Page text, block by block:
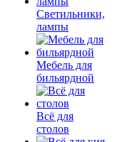
Светильники,
лампы
Мебель для
бильярдной
Всё для
столов